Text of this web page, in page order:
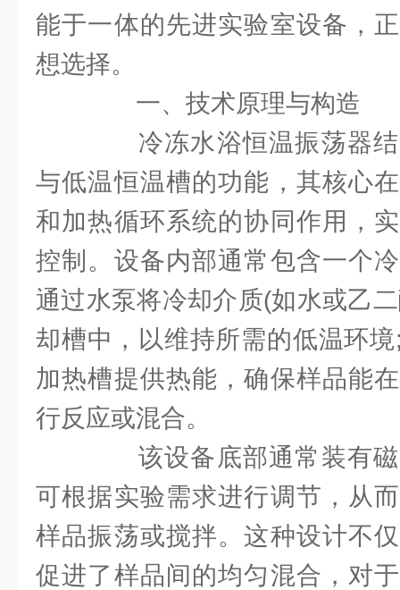
能于一体的先进实验室设备，
想选择。
一、技术原理与构造
冷冻水浴恒温振荡器结
与低温恒温槽的功能，其核心
和加热循环系统的协同作用，
控制。设备内部通常包含一个
通过水泵将冷却介质(如水或乙
却槽中，以维持所需的低温环
加热槽提供热能，确保样品能
行反应或混合。
该设备底部通常装有磁
可根据实验需求进行调节，从
样品振荡或搅拌。这种设计不
促进了样品间的均匀混合，对